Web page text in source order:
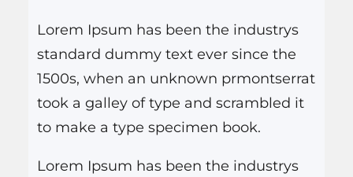
…
s
a
r
Lorem Ipsum has been the industrys
standard dummy text ever since the
1500s, when an unknown prmontserrat
took a galley of type and scrambled it
to make a type specimen book.
Lorem Ipsum has been the industrys